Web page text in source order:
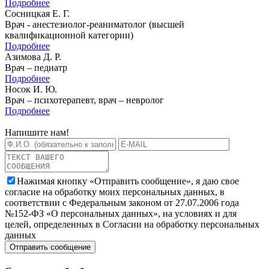
Подробнее
Сосницкая Е. Г.
Врач - анестезиолог-реаниматолог (высшей
квалификационной категории)
Подробнее
Азимова Д. Р.
Врач – педиатр
Подробнее
Носок И. Ю.
Врач – психотерапевт, врач – невролог
Подробнее
Напишите нам!
Нажимая кнопку «Отправить сообщение», я даю свое
согласие на обработку моих персональных данных, в
соответствии с Федеральным законом от 27.07.2006 года
№152-ФЗ «О персональных данных», на условиях и для
целей, определенных в Согласии на обработку персональных
данных